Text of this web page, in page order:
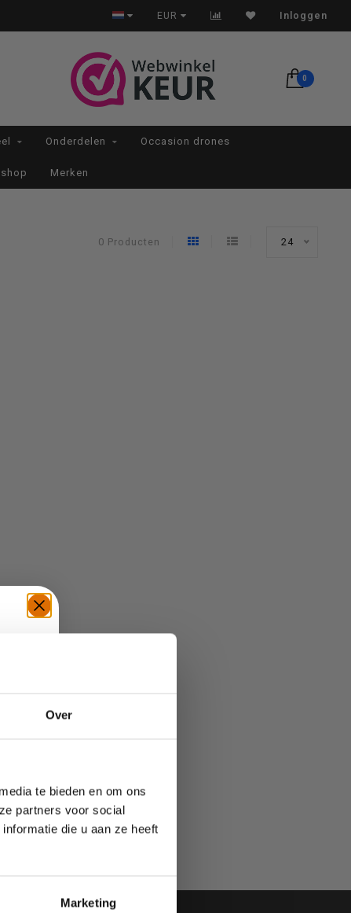
Over
te bieden en om ons
partners voor social
die u aan ze heeft
Marketing
Op werkdagen voor 22:00 besteld, morgen in huis*
EUR Inloggen
0
Onderdelen Occasion drones
Merken
0 Producten 24